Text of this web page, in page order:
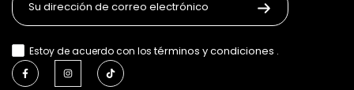
Estoy de acuerdo con lostérminos y condiciones .